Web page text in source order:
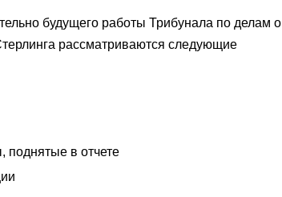
будущего работы Трибунала по делам о
рассматриваются следующие
поднятые в отчете